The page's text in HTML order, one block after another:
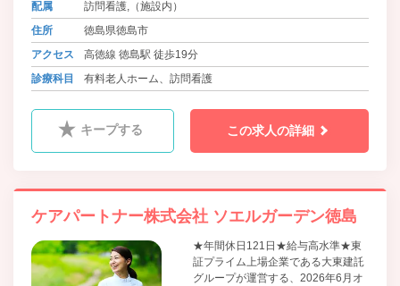
配属
訪問看護,（施設内）
住所
徳島県徳島市
アクセス
高徳線 徳島駅 徒歩19分
診療科目
有料老人ホーム、訪問看護
キープする この求人の詳細
ケアパートナー株式会社 ソエルガーデン徳島
★年間休日121日★給与高水準★東
証プライム上場企業である大東建託
グループが運営する、2026年6月オ